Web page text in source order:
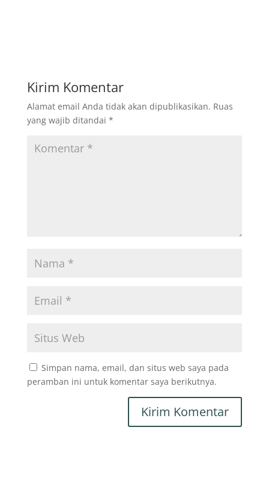
Kirim Komentar
Alamat email Anda tidak akan dipublikasikan. Ruas
yang wajib ditandai *
Simpan nama, email, dan situs web saya pada
peramban ini untuk komentar saya berikutnya.